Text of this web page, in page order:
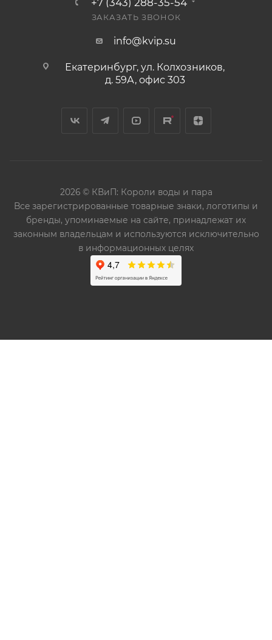
ЗАКАЗАТЬ ЗВОНОК
info@kvip.su
Екатеринбург, ул. Колхозников,
д. 59А, офис 303
2026 © КВиП: Короли воды и пара
Bce зарегистрированные товарные знаки, логотипы и
бренды, упоминаемые на сайте, принадлежат их
законным владельцам и используются исключительно
в информационных целях